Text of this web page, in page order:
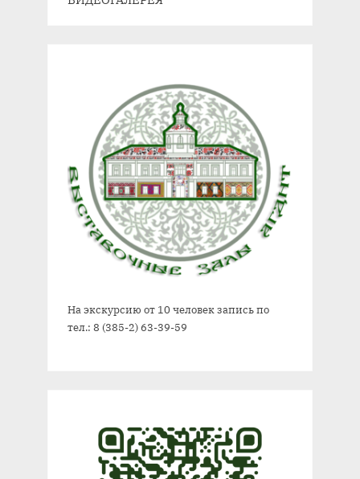
На экскурсию от 10 человек запись по
тел.: 8 (385-2) 63-39-59